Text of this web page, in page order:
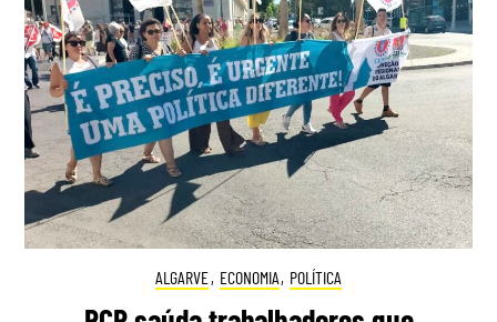
ALGARVE, ECONOMIA, POLÍTICA